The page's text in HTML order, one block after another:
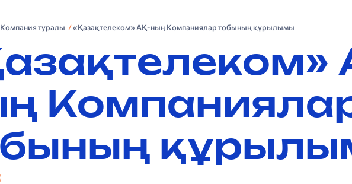
Компания туралы «Қазақ­теле­ком» АҚ-ның Компаниялар тобының құрылымы